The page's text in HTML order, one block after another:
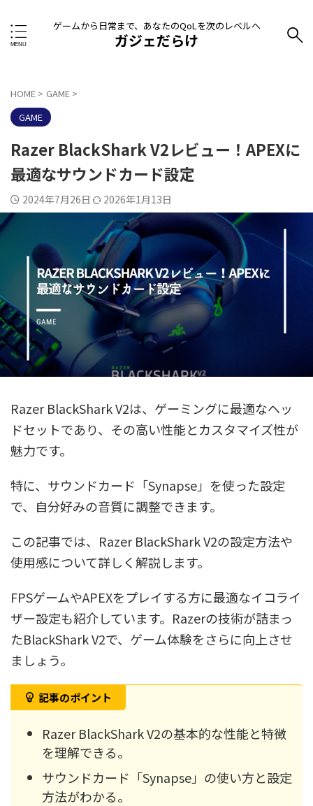
ゲームから日常まで、あなたのQoLを次のレベルへ
ガジェだらけ
HOME > GAME >
GAME
Razer BlackShark V2レビュー！APEXに
最適なサウンドカード設定
2024年7月26日 2026年1月13日
Razer BlackShark V2は、ゲーミングに最適なヘッ
ドセットであり、その高い性能とカスタマイズ性が
魅力です。
特に、サウンドカード「Synapse」を使った設定
で、自分好みの音質に調整できます。
この記事では、Razer BlackShark V2の設定方法や
使用感について詳しく解説します。
FPSゲームやAPEXをプレイする方に最適なイコライ
ザー設定も紹介しています。Razerの技術が詰まっ
たBlackShark V2で、ゲーム体験をさらに向上させ
ましょう。
記事のポイント
Razer BlackShark V2の基本的な性能と特徴
を理解できる。
サウンドカード「Synapse」の使い方と設定
方法がわかる。